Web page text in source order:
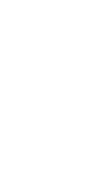
تنفذ مناورة
المسلحة
الصمود في وجه
– 1444هـ